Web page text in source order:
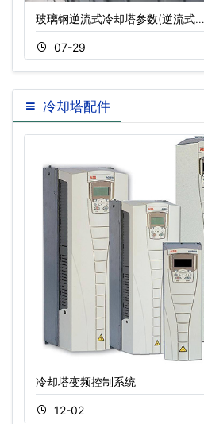
玻璃钢逆流式冷却塔参数(逆流式…
07-29
冷却塔配件
冷却塔变频控制系统
12-02